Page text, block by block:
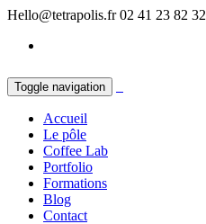
Hello@tetrapolis.fr 02 41 23 82 32
Toggle navigation
Accueil
Le pôle
Coffee Lab
Portfolio
Formations
Blog
Contact